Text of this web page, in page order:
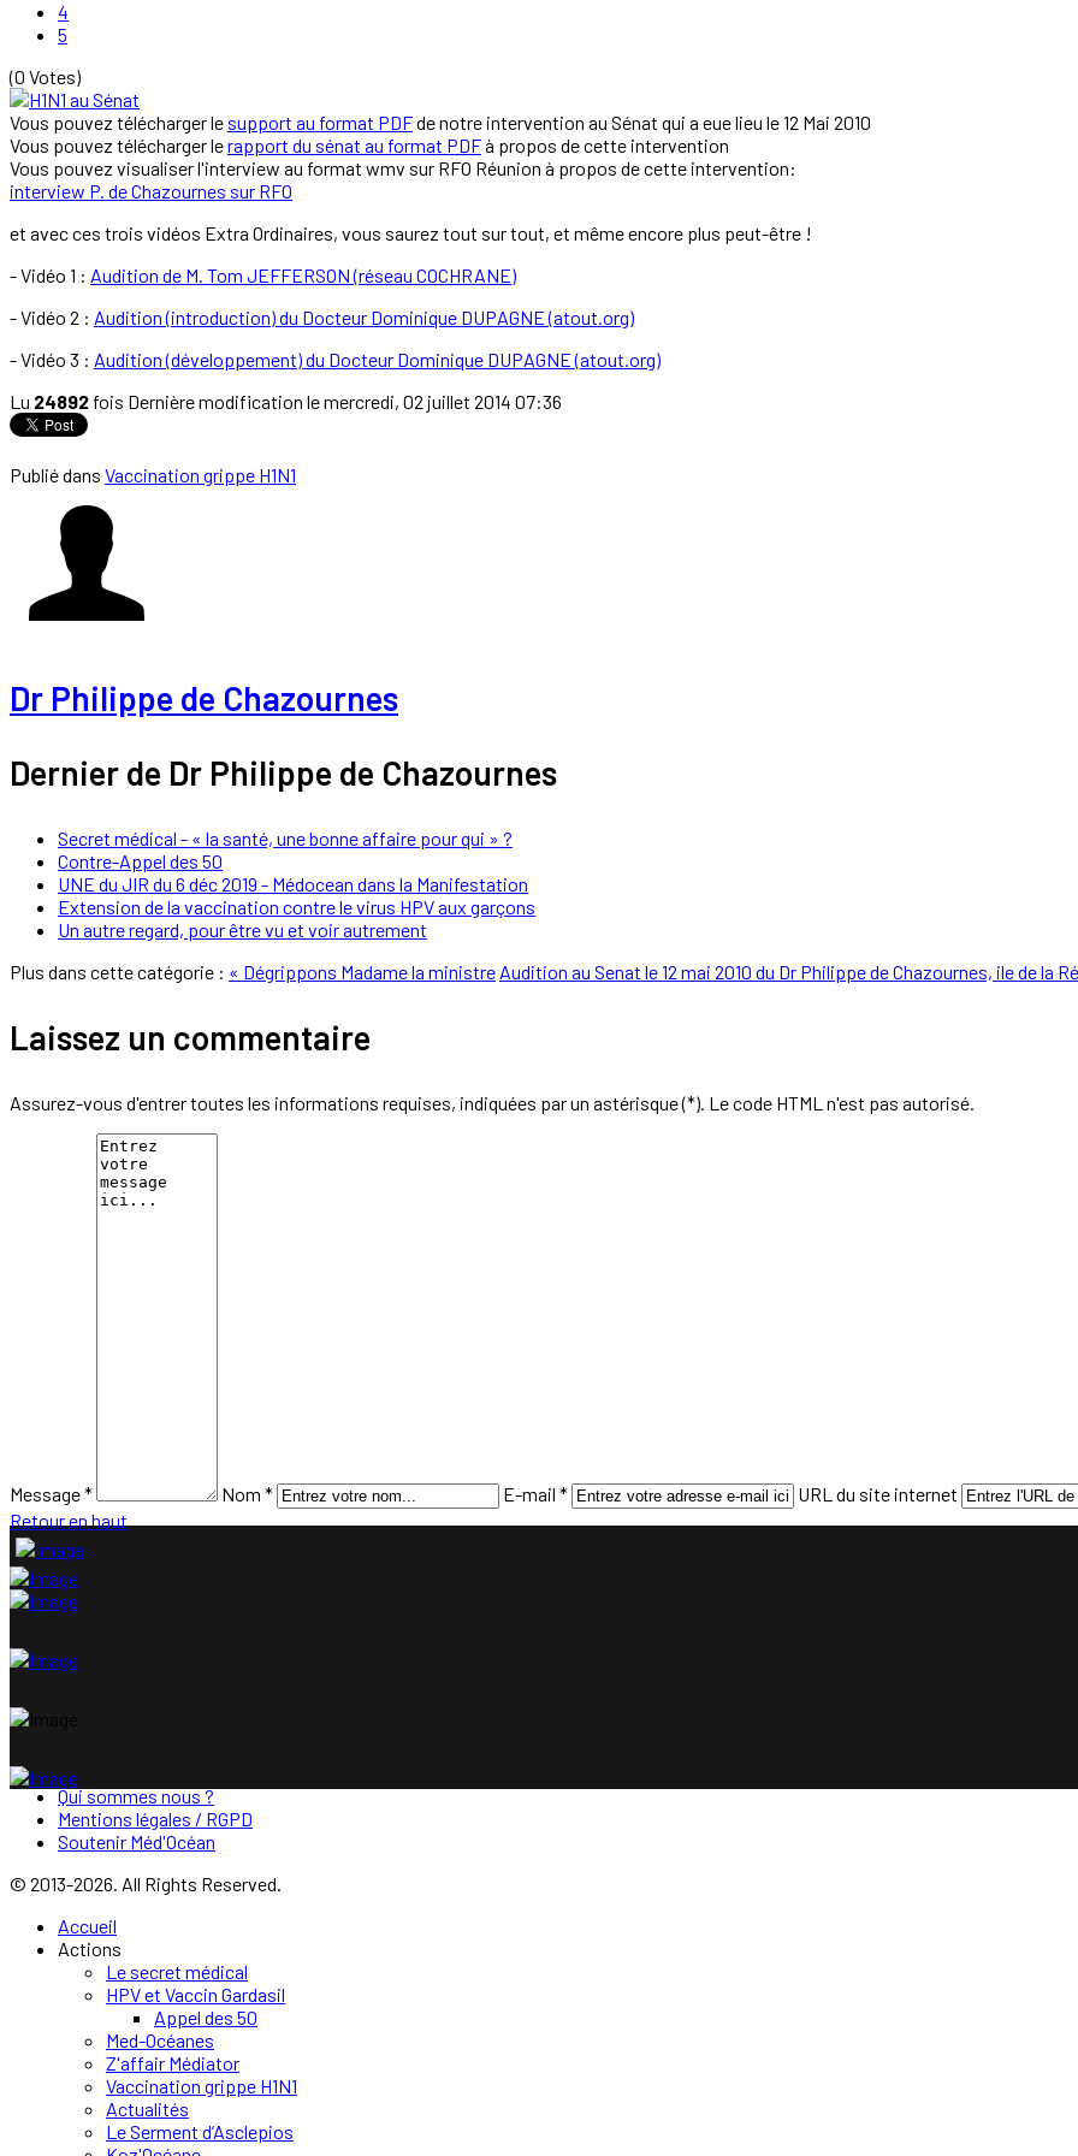
4
5
(0 Votes)
Vous pouvez télécharger le support au format PDFde notre intervention au Sénat qui a eue lieu le 12 Mai 2010
Vous pouvez télécharger lerapport du sénat au format PDFà propos de cette intervention
Vous pouvez visualiser l'interview au format wmv sur RFO Réunion à propos de cette intervention:
interview P. de Chazournes sur RFO
et avec ces trois vidéos Extra Ordinaires, vous saurez tout sur tout, et même encore plus peut-être !
- Vidéo 1 : Audition de M. Tom JEFFERSON (réseau COCHRANE)
- Vidéo 2 : Audition (introduction) du Docteur Dominique DUPAGNE (atout.org)
- Vidéo 3 : Audition (développement) du Docteur Dominique DUPAGNE (atout.org)
Lu 24892 fois Dernière modification le mercredi, 02 juillet 2014 07:36
Publié dans Vaccination grippe H1N1
Dr Philippe de Chazournes
Dernier de Dr Philippe de Chazournes
Secret médical - « la santé, une bonne affaire pour qui » ?
Contre-Appel des 50
UNE du JIR du 6 déc 2019 - Médocean dans la Manifestation
Extension de la vaccination contre le virus HPV aux garçons
Un autre regard, pour être vu et voir autrement
Plus dans cette catégorie : « Dégrippons Madame la ministre Audition au Senat le 12 mai 2010 du Dr Philippe de Chazournes, ile de la
Laissez un commentaire
Assurez-vous d'entrer toutes les informations requises, indiquées par un astérisque (*). Le code HTML n'est pas autorisé.
Message * Nom * E-mail *
URL du site internet
Retour en haut
Qui sommes nous ?
Mentions légales / RGPD
Soutenir Méd'Océan
© 2013-2026. All Rights Reserved.
Accueil
Actions
Le secret médical
HPV et Vaccin Gardasil
Appel des 50
Med-Océanes
Z'affair Médiator
Vaccination grippe H1N1
Actualités
Le Serment d’Asclepios